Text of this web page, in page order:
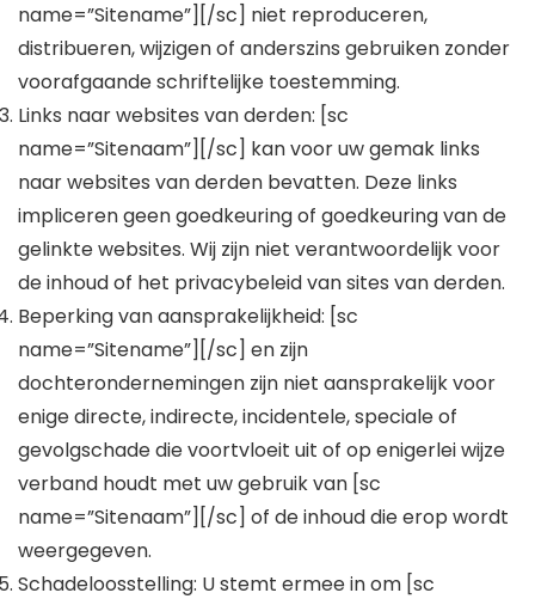
name=”Sitename”][/sc] niet reproduceren,
distribueren, wijzigen of anderszins gebruiken zonder
voorafgaande schriftelijke toestemming.
Links naar websites van derden: [sc
name=”Sitenaam”][/sc] kan voor uw gemak links
naar websites van derden bevatten. Deze links
impliceren geen goedkeuring of goedkeuring van de
gelinkte websites. Wij zijn niet verantwoordelijk voor
de inhoud of het privacybeleid van sites van derden.
Beperking van aansprakelijkheid: [sc
name=”Sitename”][/sc] en zijn
dochterondernemingen zijn niet aansprakelijk voor
enige directe, indirecte, incidentele, speciale of
gevolgschade die voortvloeit uit of op enigerlei wijze
verband houdt met uw gebruik van [sc
name=”Sitenaam”][/sc] of de inhoud die erop wordt
weergegeven.
Schadeloosstelling: U stemt ermee in om [sc